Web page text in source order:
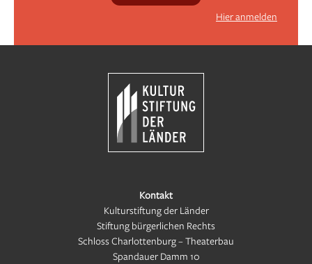
Hier anmelden
Kontakt
Kulturstiftung der Länder
Stiftung bürgerlichen Rechts
Schloss Charlottenburg – Theaterbau
Spandauer Damm 10